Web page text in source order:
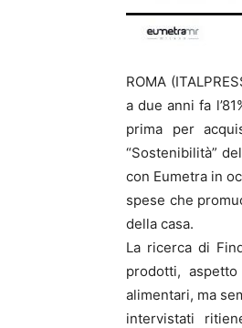
ROMA
a due anni fa
prima per
“Sostenibilità”
con Eumetra in
spese che
della casa.
La ricerca di
prodotti,
alimentari, ma
intervistati